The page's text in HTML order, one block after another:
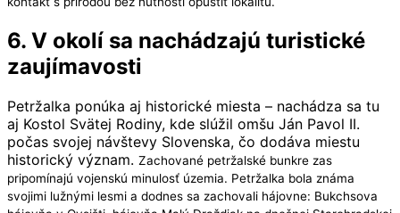
6. V okolí sa nachádzajú turistické
zaujímavosti
Petržalka ponúka aj historické miesta – nachádza sa tu
aj Kostol Svätej Rodiny, kde slúžil omšu Ján Pavol II.
počas svojej návštevy Slovenska, čo dodáva miestu
historický význam. Zachované petržalské bunkre zas
pripomínajú vojenskú minulosť územia. Petržalka bola známa
svojimi lužnými lesmi a dodnes sa zachovali hájovne: Bukchsova